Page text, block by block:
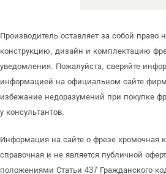
Производитель оставляет за собой
конструкцию, дизайн и комплектацию
уведомления. Пожалуйста, сверяйте
информацией на официальном сайте
избежание недоразумений при покупке
у консультантов.
Информация на сайте о фрезе кромочная
справочная и не является публичной
положениями Статьи 437 Гражданского